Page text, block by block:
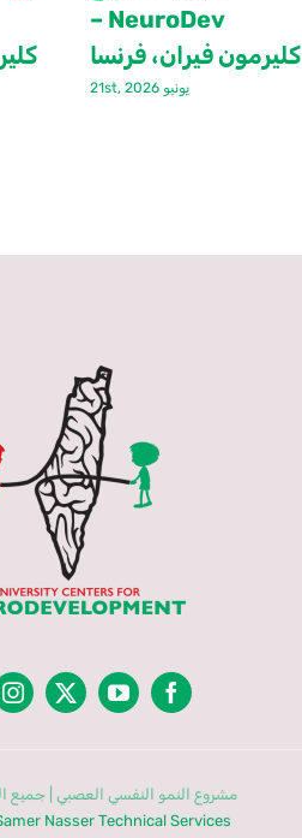
NeuroDev –
كليرمون فيران، فرنسا
يونيو 21st, 2026
مشروع النمو النفسي العصبي |
Nasser Technical Services